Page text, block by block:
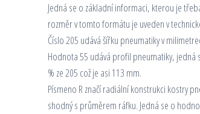
Jedná se o základní informaci, kterou je
rozměr v tomto formátu je uveden v
Číslo 205 udává šířku pneumatiky v
Hodnota 55 udává profil pneumatiky, jedná
% ze 205 což je asi 113 mm.
Písmeno R značí radiální konstrukci kostry
shodný s průměrem ráfku. Jedná se o